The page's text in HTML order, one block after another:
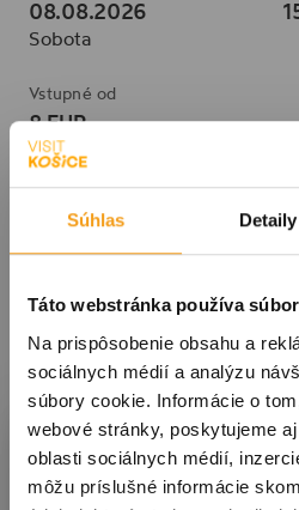
Súhlas Detaily
Táto webstránka používa
Na prispôsobenie obsahu a
sociálnych médií a analýzu
súbory cookie. Informácie o
webové stránky, poskytujeme
oblasti sociálnych médií,
môžu príslušné informácie
08.08.2026
Sobota
Vstupné od
8 EUR
Prihláste sa k